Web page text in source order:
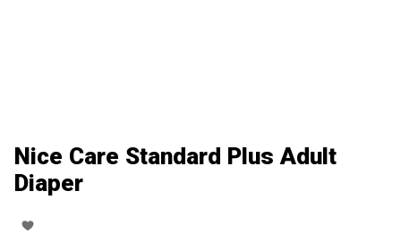
Nice Care Standard Plus Adult
Diaper